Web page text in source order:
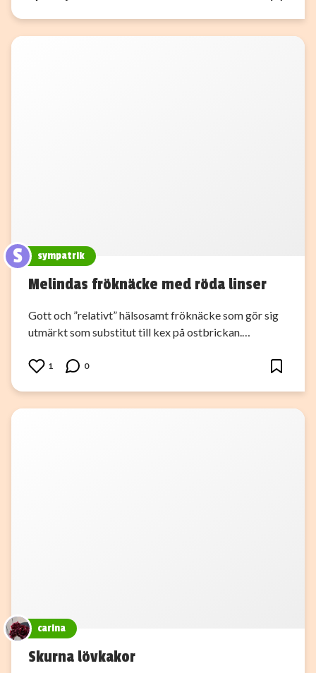
S sympatrik
Melindas fröknäcke med röda linser
Gott och ”relativt” hälsosamt fröknäcke som gör sig
utmärkt som substitut till kex på ostbrickan.…
1 0
carina
Skurna lövkakor